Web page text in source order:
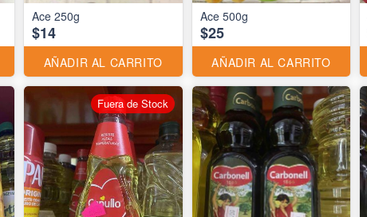
Ace 250g
$14
AÑADIR AL CARRITO
Ace 500g
$25
AÑADIR AL CARRITO
Fuera de Stock